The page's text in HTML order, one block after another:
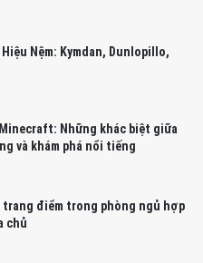
Nệm: Kymdan, Dunlopillo,
Những khác biệt giữa
và khám phá nổi tiếng
trang điểm trong phòng ngủ hợp
chủ